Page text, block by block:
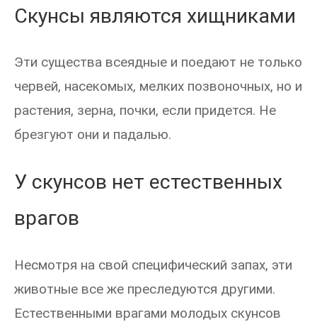
Скунсы являются хищниками
Эти существа всеядные и поедают не только
червей, насекомых, мелких позвоночных, но и
растения, зерна, почки, если придется. Не
брезгуют они и падалью.
У скунсов нет естественных
врагов
Несмотря на свой специфический запах, эти
животные все же преследуются другими.
Естественными врагами молодых скунсов